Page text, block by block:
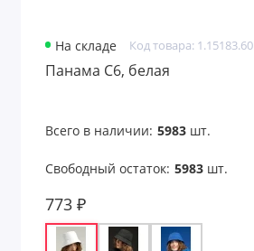
На складе Код товара: 1.15183.60
Панама C6, белая
Всего в наличии: 5983шт.
Свободный остаток: 5983шт.
773 ₽